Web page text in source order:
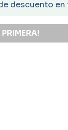
descuento en